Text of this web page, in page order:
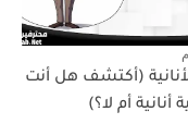
(أكتشف هل أنت
أم لا؟)